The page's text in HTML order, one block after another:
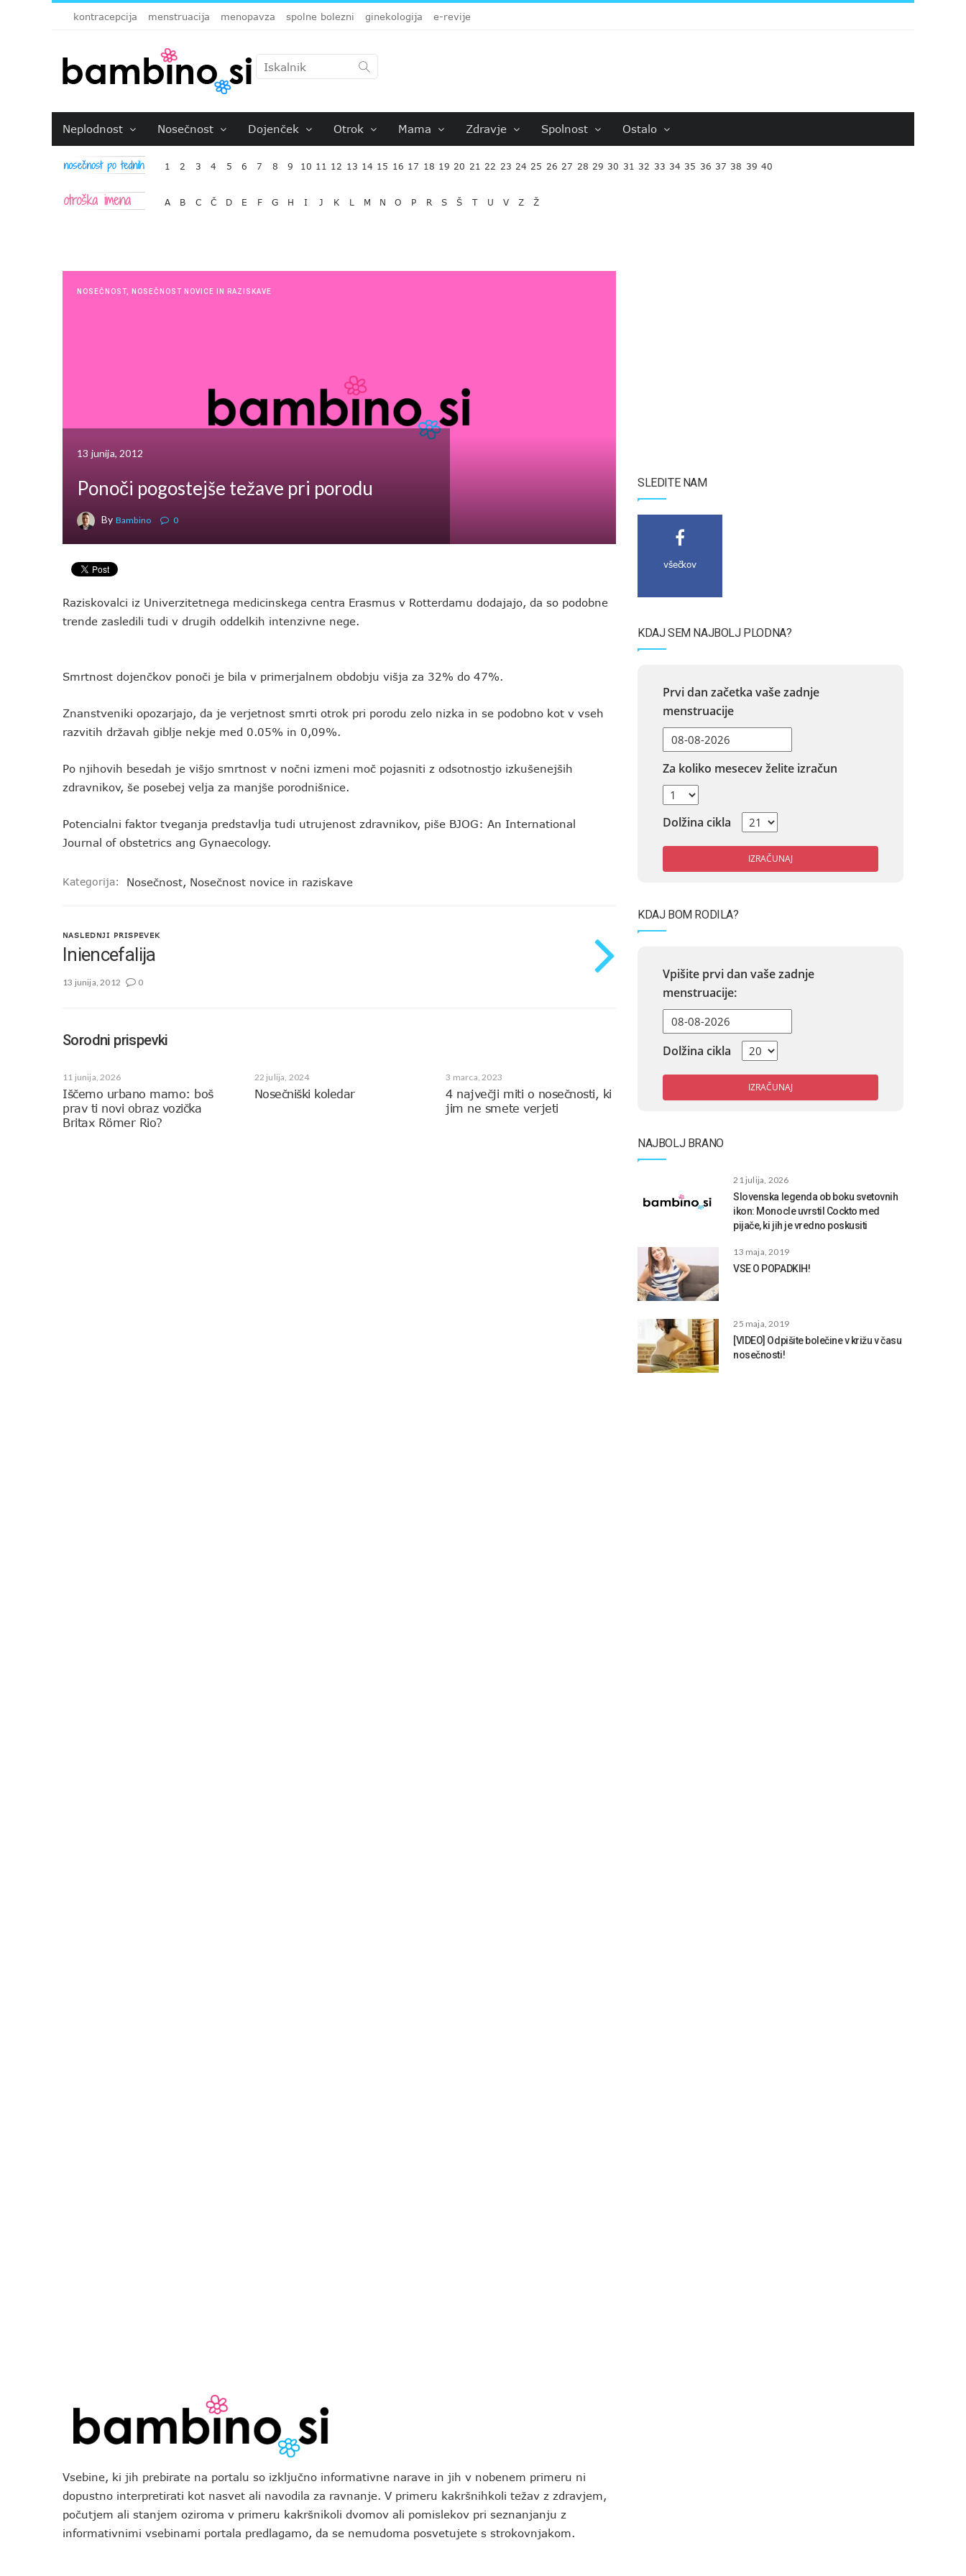
kontracepcija menstruacija menopavza spolne bolezni ginekologija e-revije
Neplodnost Nosečnost Dojenček Otrok Mama Zdravje Spolnost Ostalo
1 2 3 4 5 6 7 8 9 10 11 12 13 14 15 16 17 18 19 20 21 22 23 24 25 26 27 28 29 30 31 32 33 34 35 36 37 38 39 40
A B C Č D E F G H I J K L M N O P R S Š T U V Z Ž
NOSEČNOST, NOSEČNOST NOVICE IN RAZISKAVE
13 junija, 2012
Ponoči pogostejše težave pri porodu
By Bambino 0
Raziskovalci iz Univerzitetnega medicinskega centra Erasmus v Rotterdamu dodajajo, da so podobne
trende zasledili tudi v drugih oddelkih intenzivne nege.
Smrtnost dojenčkov ponoči je bila v primerjalnem obdobju višja za 32% do 47%.
Znanstveniki opozarjajo, da je verjetnost smrti otrok pri porodu zelo nizka in se podobno kot v vseh
razvitih državah giblje nekje med 0.05% in 0,09%.
Po njihovih besedah je višjo smrtnost v nočni izmeni moč pojasniti z odsotnostjo izkušenejših
zdravnikov, še posebej velja za manjše porodnišnice.
Potencialni faktor tveganja predstavlja tudi utrujenost zdravnikov, piše BJOG: An International
Journal of obstetrics ang Gynaecology.
Kategorija: Nosečnost, Nosečnost novice in raziskave
NASLEDNJI PRISPEVEK
Iniencefalija
13 junija, 2012 0
Sorodni prispevki
11 junija, 2026
Iščemo urbano mamo: boš
prav ti novi obraz vozička
Britax Römer Rio?
22 julija, 2024
Nosečniški koledar
3 marca, 2023
4 največji miti o nosečnosti, ki
jim ne smete verjeti
SLEDITE NAM
všečkov
KDAJ SEM NAJBOLJ PLODNA?
Prvi dan začetka vaše zadnje
menstruacije
Za koliko mesecev želite izračun
Dolžina cikla
IZRAČUNAJ
KDAJ BOM RODILA?
Vpišite prvi dan vaše zadnje
menstruacije:
Dolžina cikla
IZRAČUNAJ
NAJBOLJ BRANO
21 julija, 2026
Slovenska legenda ob boku svetovnih
ikon: Monocle uvrstil Cockto med
pijače, ki jih je vredno poskusiti
13 maja, 2019
VSE O POPADKIH!
25 maja, 2019
[VIDEO] Odpišite bolečine v križu v času
nosečnosti!
Vsebine, ki jih prebirate na portalu so izključno informativne narave in jih v nobenem primeru ni
dopustno interpretirati kot nasvet ali navodila za ravnanje. V primeru kakršnihkoli težav z zdravjem,
počutjem ali stanjem oziroma v primeru kakršnikoli dvomov ali pomislekov pri seznanjanju z
informativnimi vsebinami portala predlagamo, da se nemudoma posvetujete s strokovnjakom.